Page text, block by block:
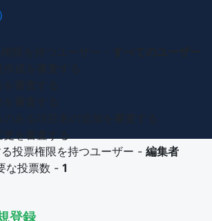
投票権限を持つユーザー - 編集者
な投票数 - 1
限を持つユーザー -
登録